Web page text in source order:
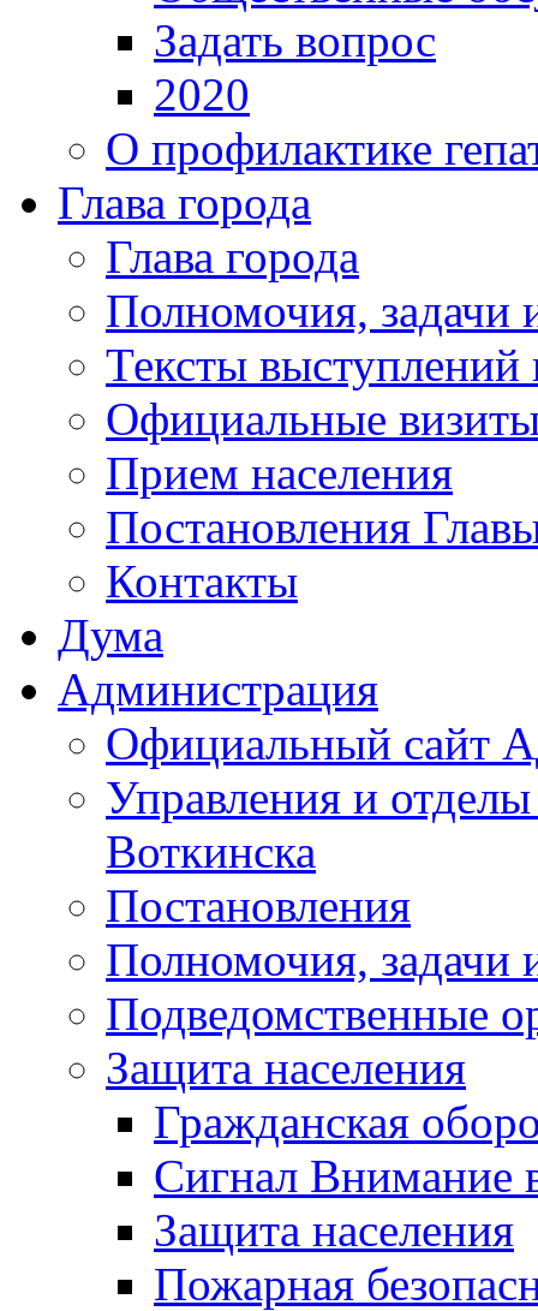
Задать вопрос
2020
О профилактике
Глава города
Глава города
Полномочия, задачи
Тексты выступлений
Официальные
Прием населения
Постановления
Контакты
Дума
Администрация
Официальный сайт
Управления и
Воткинска
Постановления
Полномочия, задачи
Подведомственные
Защита населения
Гражданская
Сигнал Внимание
Защита населения
Пожарная